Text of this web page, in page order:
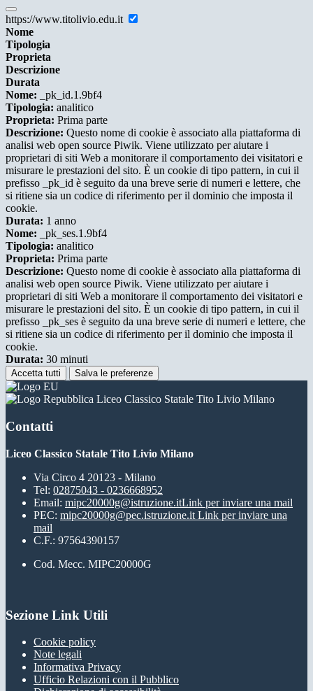
https://www.titolivio.edu.it
Nome
Tipologia
Proprieta
Descrizione
Durata
Nome: _pk_id.1.9bf4
Tipologia: analitico
Proprieta: Prima parte
Descrizione: Questo nome di cookie è associato alla piattaforma di
analisi web open source Piwik. Viene utilizzato per aiutare i
proprietari di siti Web a monitorare il comportamento dei visitatori e
misurare le prestazioni del sito. È un cookie di tipo pattern, in cui il
prefisso _pk_id è seguito da una breve serie di numeri e lettere, che
si ritiene sia un codice di riferimento per il dominio che imposta il
cookie.
Durata: 1 anno
Nome: _pk_ses.1.9bf4
Tipologia: analitico
Proprieta: Prima parte
Descrizione: Questo nome di cookie è associato alla piattaforma di
analisi web open source Piwik. Viene utilizzato per aiutare i
proprietari di siti Web a monitorare il comportamento dei visitatori e
misurare le prestazioni del sito. È un cookie di tipo pattern, in cui il
prefisso _pk_ses è seguito da una breve serie di numeri e lettere, che
si ritiene sia un codice di riferimento per il dominio che imposta il
cookie.
Durata: 30 minuti
Accetta tutti Salva le preferenze
Liceo Classico Statale Tito Livio Milano
Contatti
Liceo Classico Statale Tito Livio Milano
Via Circo 4 20123 - Milano
Tel: 02875043 - 0236668952
Email: mipc20000g@istruzione.itLink per inviare una mail
PEC: mipc20000g@pec.istruzione.it Link per inviare una
mail
C.F.: 97564390157
Cod. Mecc. MIPC20000G
Sezione Link Utili
Cookie policy
Note legali
Informativa Privacy
Ufficio Relazioni con il Pubblico